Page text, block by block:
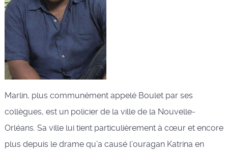
Marlin, plus communément appelé Boulet par ses
collègues, est un policier de la ville de la Nouvelle-
Orléans. Sa ville lui tient particulièrement à cœur et encore
plus depuis le drame qu’a causé l’ouragan Katrina en